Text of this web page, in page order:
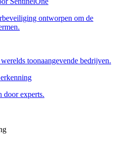
ontworpen om de
toonaangevende bedrijven.
door experts.